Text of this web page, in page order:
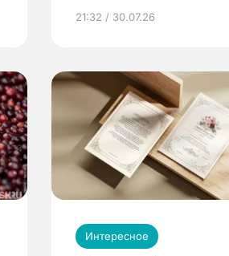
21:32 / 30.07.26
Интересное